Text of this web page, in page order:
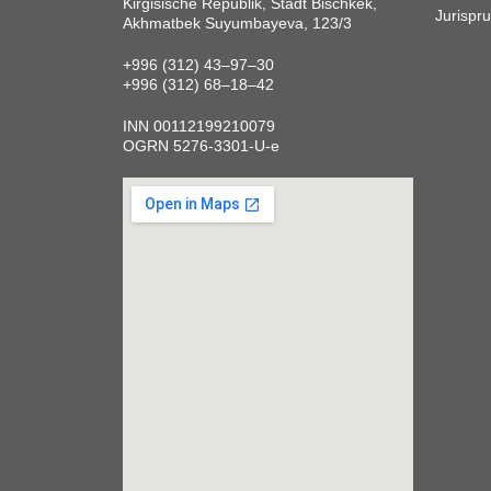
Kirgisische Republik, Stadt Bischkek,
Akhmatbek Suyumbayeva, 123/3
+996 (312) 43‒97‒30
+996 (312) 68‒18‒42
INN 00112199210079
OGRN 5276-3301-U-e